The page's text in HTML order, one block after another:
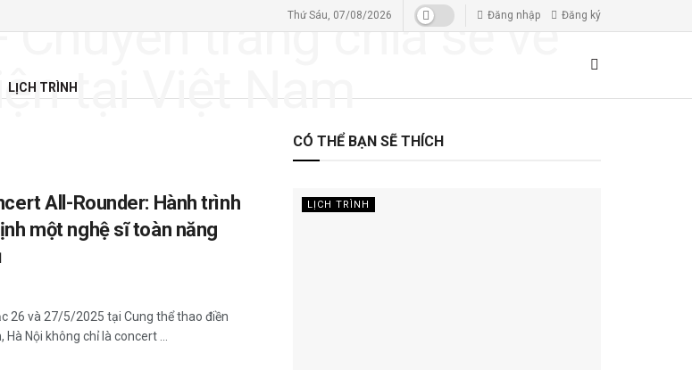
Thứ Sáu, 07/08/2026 Đăng nhập Đăng ký
LỊCH TRÌNH
All-Rounder: Hành trình
một nghệ sĩ toàn năng
26 và 27/5/2025 tại Cung thể thao điền
Hà Nội không chỉ là concert ...
CÓ THỂ BẠN SẼ THÍCH
LỊCH TRÌNH